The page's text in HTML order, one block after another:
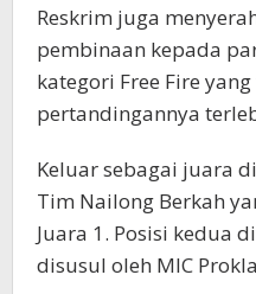
Reskrim juga
pembinaan kepada
kategori Free Fire
pertandingannya
Keluar sebagai juara
Tim Nailong Berkah
Juara 1. Posisi kedua
disusul oleh MIC